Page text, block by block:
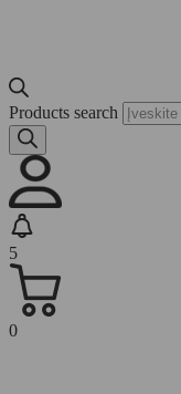
Products search
5
0